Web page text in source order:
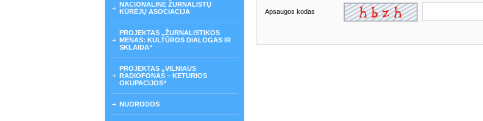
NACIONALINĖ ŽURNALISTŲ
KŪRĖJŲ ASOCIACIJA
PROJEKTAS „ŽURNALISTIKOS
MENAS: KULTŪROS DIALOGAS IR
SKLAIDA“
PROJEKTAS „VILNIAUS
RADIOFONAS – KETURIOS
OKUPACIJOS“
NUORODOS
Apsaugos kodas